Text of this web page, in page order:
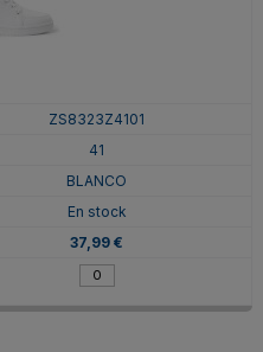
ZS8323Z4101
41
BLANCO
En stock
37,99 €